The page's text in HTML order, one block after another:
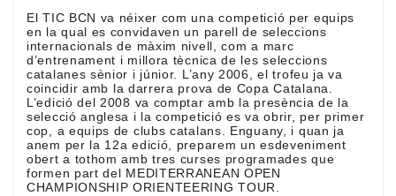
El TIC BCN va néixer com una competició per equips
en la qual es convidaven un parell de seleccions
internacionals de màxim nivell, com a marc
d’entrenament i millora tècnica de les seleccions
catalanes sènior i júnior. L’any 2006, el trofeu ja va
coincidir amb la darrera prova de Copa Catalana.
L’edició del 2008 va comptar amb la presència de la
selecció anglesa i la competició es va obrir, per primer
cop, a equips de clubs catalans. Enguany, i quan ja
anem per la 12a edició, preparem un esdeveniment
obert a tothom amb tres curses programades que
formen part del MEDITERRANEAN OPEN
CHAMPIONSHIP ORIENTEERING TOUR.